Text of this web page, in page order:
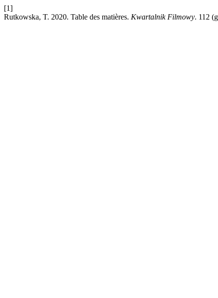
[1]
Rutkowska, T. 2020. Table des matières. Kwartalnik Filmowy. 112